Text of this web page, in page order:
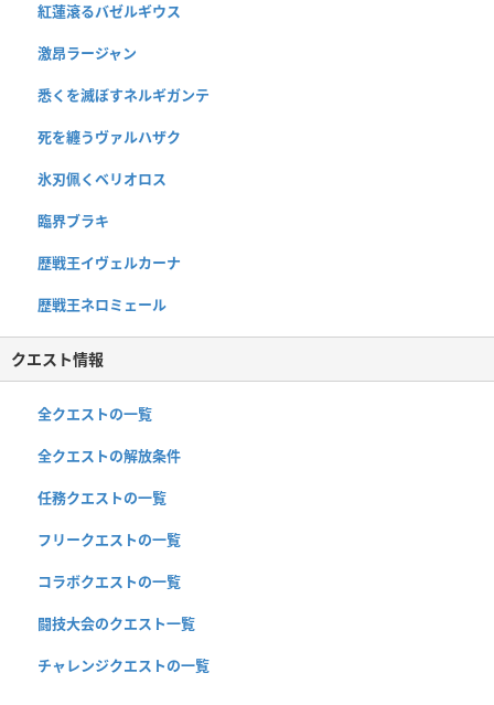
紅蓮滾るバゼルギウス
激昂ラージャン
悉くを滅ぼすネルギガンテ
死を纏うヴァルハザク
氷刃佩くベリオロス
臨界ブラキ
歴戦王イヴェルカーナ
歴戦王ネロミェール
クエスト情報
全クエストの一覧
全クエストの解放条件
任務クエストの一覧
フリークエストの一覧
コラボクエストの一覧
闘技大会のクエスト一覧
チャレンジクエストの一覧